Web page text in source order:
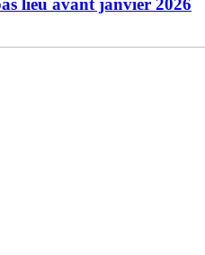
lieu avant janvier 2026